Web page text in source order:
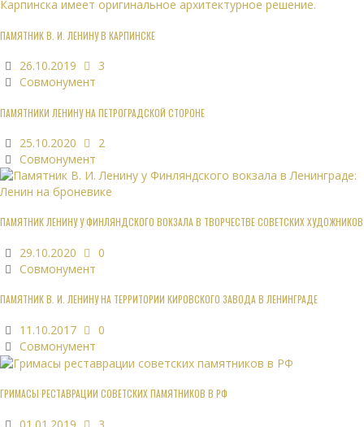
ПАМЯТНИК В. И. ЛЕНИНУ В КАРПИНСКЕ
26.10.2019
3
Совмонумент
ПАМЯТНИКИ ЛЕНИНУ НА ПЕТРОГРАДСКОЙ СТОРОНЕ
25.10.2020
2
Совмонумент
ПАМЯТНИК ЛЕНИНУ У ФИНЛЯНДСКОГО ВОКЗАЛА В ТВОРЧЕСТВЕ СОВЕТСКИХ ХУДОЖНИКОВ
29.10.2020
0
Совмонумент
ПАМЯТНИК В. И. ЛЕНИНУ НА ТЕРРИТОРИИ КИРОВСКОГО ЗАВОДА В ЛЕНИНГРАДЕ
11.10.2017
0
Совмонумент
ГРИМАСЫ РЕСТАВРАЦИИ СОВЕТСКИХ ПАМЯТНИКОВ В РФ
01.01.2019
3